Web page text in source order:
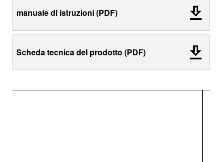
manuale di istruzioni (PDF)
Scheda tecnica del prodotto (PDF)